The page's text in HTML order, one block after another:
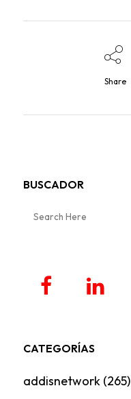
Share
BUSCADOR
CATEGORÍAS
addisnetwork(265)